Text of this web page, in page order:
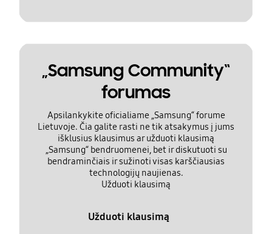
„Samsung Community“
forumas
Apsilankykite oficialiame „Samsung“ forume
Lietuvoje. Čia galite rasti ne tik atsakymus į jums
išklusius klausimus ar užduoti klausimą
„Samsung“ bendruomenei, bet ir diskutuoti su
bendraminčiais ir sužinoti visas karščiausias
technologijų naujienas.
Užduoti klausimą
Užduoti klausimą